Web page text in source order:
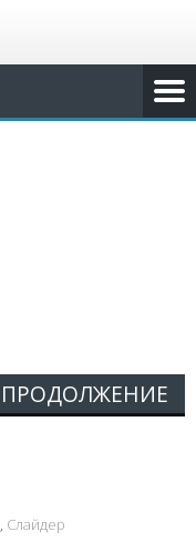
ПРОДОЛЖЕНИЕ
, Слайдер